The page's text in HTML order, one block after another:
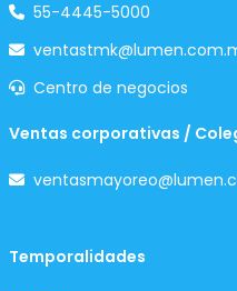
55-4445-5000
Centro de negocios
Ventas corporativas /
Temporalidades